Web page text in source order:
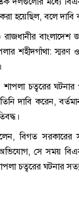
হয়েছিল, বলে দাবি
বাংলাদেশ
শহীদগাঁথা: স্মরণ ও
শাপলা চত্বরের
দাবি করেন,
বিগত সরকারের
সে সময়
চত্বরের ঘটনার সত্য